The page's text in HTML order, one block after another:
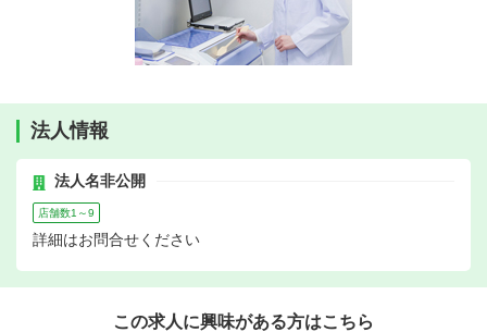
法人情報
法人名非公開
店舗数1～9
詳細はお問合せください
この求人に興味がある方はこちら